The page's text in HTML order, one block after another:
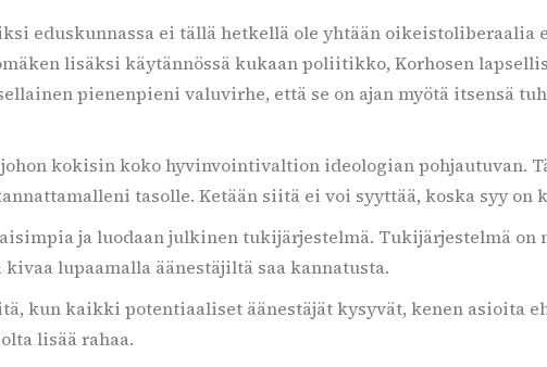
eduskunnassa ei tällä hetkellä ole yhtään oikeistoliberaalia
lisäksi käytännössä kukaan poliitikko, Korhosen
pienenpieni valuvirhe, että se on ajan myötä itsensä
kokisin koko hyvinvointivaltion ideologian pohjautuvan.
tasolle. Ketään siitä ei voi syyttää, koska syy on
ja luodaan julkinen tukijärjestelmä. Tukijärjestelmä on
lupaamalla äänestäjiltä saa kannatusta.
kun kaikki potentiaaliset äänestäjät kysyvät, kenen asioita
lisää rahaa.